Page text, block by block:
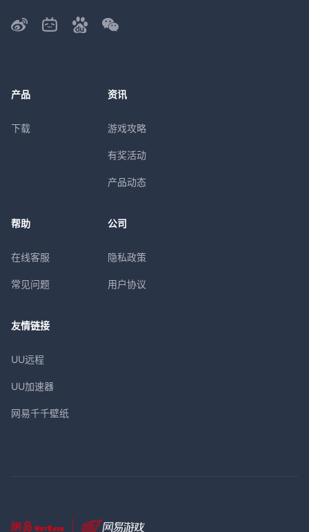
产品
下载
资讯
游戏攻略
有奖活动
产品动态
帮助
在线客服
常见问题
公司
隐私政策
用户协议
友情链接
UU远程
UU加速器
网易千千壁纸